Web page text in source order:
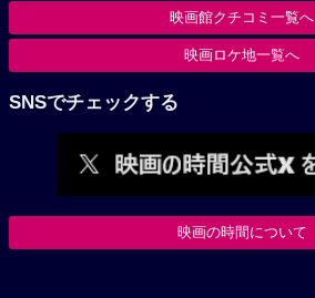
映画館クチコミ一覧へ
映画ロケ地一覧へ
SNSでチェックする
映画の時間について